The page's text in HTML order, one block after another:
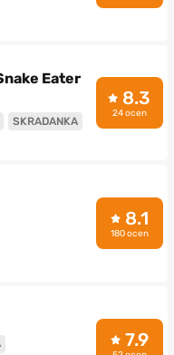
Eater
SKRADANKA
8.3
24 ocen
8.1
180 ocen
7.9